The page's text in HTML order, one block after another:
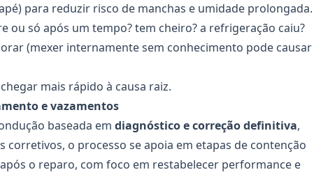
para reduzir risco de manchas e umidade prolongada.
ou só após um tempo? tem cheiro? a refrigeração caiu?
(mexer internamente sem conhecimento pode causar
mais rápido à causa raiz.
e vazamentos
baseada em diagnóstico e correção definitiva,
o processo se apoia em etapas de contenção
o reparo, com foco em restabelecer performance e